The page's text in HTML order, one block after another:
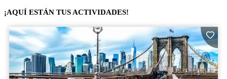
¡AQUÍ ESTÁN TUS ACTIVIDADES!